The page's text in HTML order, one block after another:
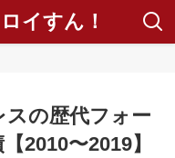
イすん！
の歴代フォー
2010〜2019】